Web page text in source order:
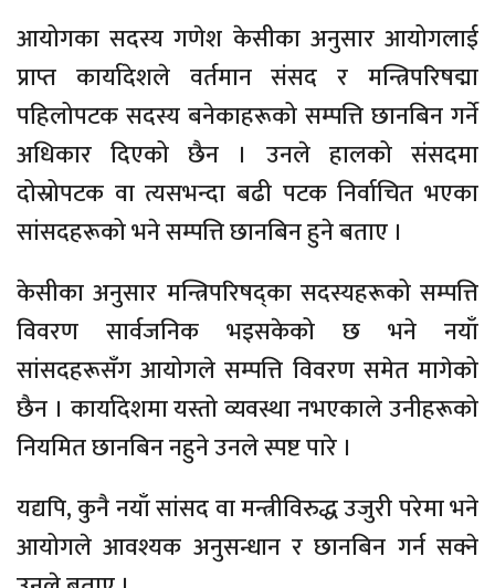
आयोगका सदस्य गणेश केसीका अनुसार आयोगलाई
प्राप्त कार्यादेशले वर्तमान संसद र मन्त्रिपरिषद्मा
पहिलोपटक सदस्य बनेकाहरूको सम्पत्ति छानबिन गर्ने
अधिकार दिएको छैन । उनले हालको संसदमा
दोस्रोपटक वा त्यसभन्दा बढी पटक निर्वाचित भएका
सांसदहरूको भने सम्पत्ति छानबिन हुने बताए ।
केसीका अनुसार मन्त्रिपरिषद्का सदस्यहरूको सम्पत्ति
विवरण सार्वजनिक भइसकेको छ भने नयाँ
सांसदहरूसँग आयोगले सम्पत्ति विवरण समेत मागेको
छैन । कार्यादेशमा यस्तो व्यवस्था नभएकाले उनीहरूको
नियमित छानबिन नहुने उनले स्पष्ट पारे ।
यद्यपि, कुनै नयाँ सांसद वा मन्त्रीविरुद्ध उजुरी परेमा भने
आयोगले आवश्यक अनुसन्धान र छानबिन गर्न सक्ने